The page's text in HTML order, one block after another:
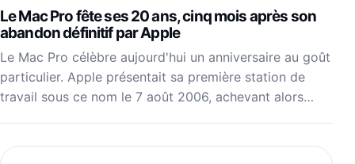
Le Mac Pro fête ses 20 ans, cinq mois après son
abandon définitif par Apple
Le Mac Pro célèbre aujourd'hui un anniversaire au goût
particulier. Apple présentait sa première station de
travail sous ce nom le 7 août 2006, achevant alors…